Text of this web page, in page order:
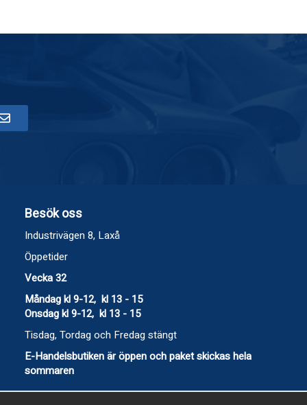
Besök oss
Industrivägen 8, Laxå
Öppetider
Vecka 32
Måndag kl 9-12, kl 13 - 15
Onsdag kl 9-12, kl 13 - 15
Tisdag, Tordag och Fredag stängt
E-Handelsbutiken är öppen och paket skickas hela
sommaren